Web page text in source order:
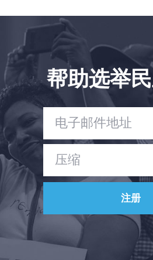
帮助选举